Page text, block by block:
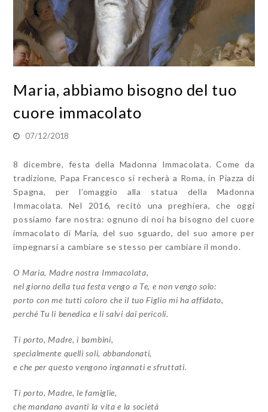
Maria, abbiamo bisogno del tuo
cuore immacolato
07/12/2018
8 dicembre, festa della Madonna Immacolata. Come da
tradizione, Papa Francesco si recherà a Roma, in Piazza di
Spagna, per l’omaggio alla statua della Madonna
Immacolata. Nel 2016, recitò una preghiera, che oggi
possiamo fare nostra: ognuno di noi ha bisogno del cuore
immacolato di Maria, del suo sguardo, del suo amore per
impegnarsi a cambiare se stesso per cambiare il mondo.
O Maria, Madre nostra Immacolata,
nel giorno della tua festa vengo a Te, e non vengo solo:
porto con me tutti coloro che il tuo Figlio mi ha affidato,
perché Tu li benedica e li salvi dai pericoli.
Ti porto, Madre, i bambini,
specialmente quelli soli, abbandonati,
e che per questo vengono ingannati e sfruttati.
Ti porto, Madre, le famiglie,
che mandano avanti la vita e la società